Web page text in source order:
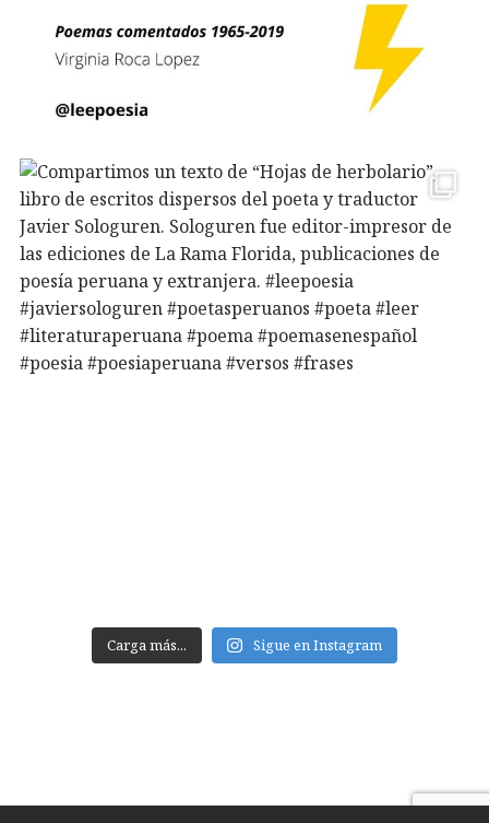
Carga más... Sigue en Instagram